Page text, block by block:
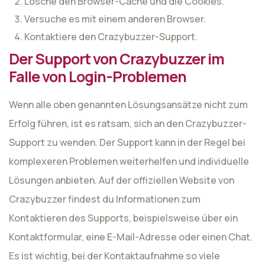
Versuche es mit einem anderen Browser.
Kontaktiere den Crazybuzzer-Support.
Der Support von Crazybuzzer im
Falle von Login-Problemen
Wenn alle oben genannten Lösungsansätze nicht zum
Erfolg führen, ist es ratsam, sich an den Crazybuzzer-
Support zu wenden. Der Support kann in der Regel bei
komplexeren Problemen weiterhelfen und individuelle
Lösungen anbieten. Auf der offiziellen Website von
Crazybuzzer findest du Informationen zum
Kontaktieren des Supports, beispielsweise über ein
Kontaktformular, eine E-Mail-Adresse oder einen Chat.
Es ist wichtig, bei der Kontaktaufnahme so viele